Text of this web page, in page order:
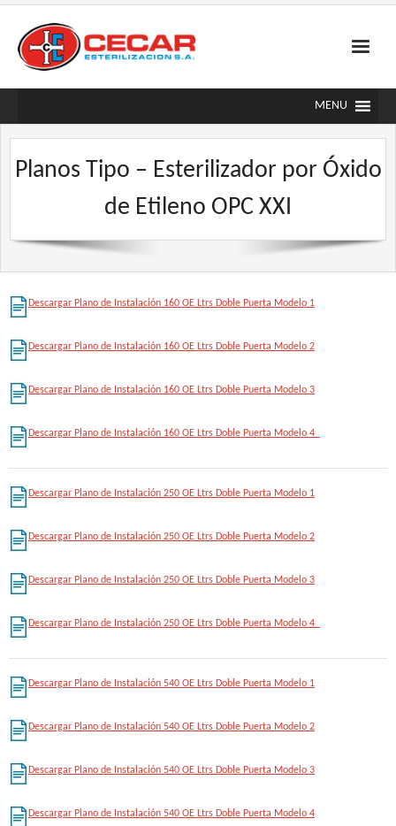
Skip
content
MENU
Planos Tipo – Esterilizador por Óxido
de Etileno OPC XXI
Descargar Plano de Instalación 160 OE Ltrs Doble Puerta Modelo 1
Descargar Plano de Instalación 160 OE Ltrs Doble Puerta Modelo 2
Descargar Plano de Instalación 160 OE Ltrs Doble Puerta Modelo 3
Descargar Plano de Instalación 160 OE Ltrs Doble Puerta Modelo 4
Descargar Plano de Instalación 250 OE Ltrs Doble Puerta Modelo 1
Descargar Plano de Instalación 250 OE Ltrs Doble Puerta Modelo 2
Descargar Plano de Instalación 250 OE Ltrs Doble Puerta Modelo 3
Descargar Plano de Instalación 250 OE Ltrs Doble Puerta Modelo 4
Descargar Plano de Instalación 540 OE Ltrs Doble Puerta Modelo 1
Descargar Plano de Instalación 540 OE Ltrs Doble Puerta Modelo 2
Descargar Plano de Instalación 540 OE Ltrs Doble Puerta Modelo 3
Descargar Plano de Instalación 540 OE Ltrs Doble Puerta Modelo 4